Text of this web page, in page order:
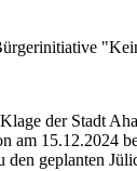
der Stadt
am 15.12.2024
den geplanten